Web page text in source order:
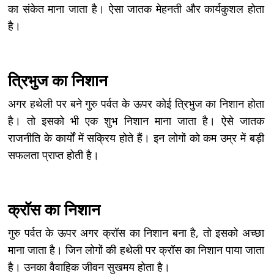
का संकेत माना जाता है। ऐसा जातक मेहनती और कार्यकुशल होता
है।
त्रिभुज का निशान
अगर हथेली पर बने गुरु पर्वत के ऊपर कोई त्रिभुज का निशान होता
है। तो इसको भी एक शुभ निशान माना जाता है। ऐसे जातक
राजनीति के कार्यों में सक्रिय होते हैं। इन लोगों को कम उम्र में बड़ी
सफलता प्राप्त होती है।
क्रॉस का निशान
गुरु पर्वत के ऊपर अगर क्रॉस का निशान बना है, तो इसको अच्छा
माना जाता है। जिन लोगों की हथेली पर क्रॉस का निशान पाया जाता
है। उनका वैवाहिक जीवन सुखमय होता है।